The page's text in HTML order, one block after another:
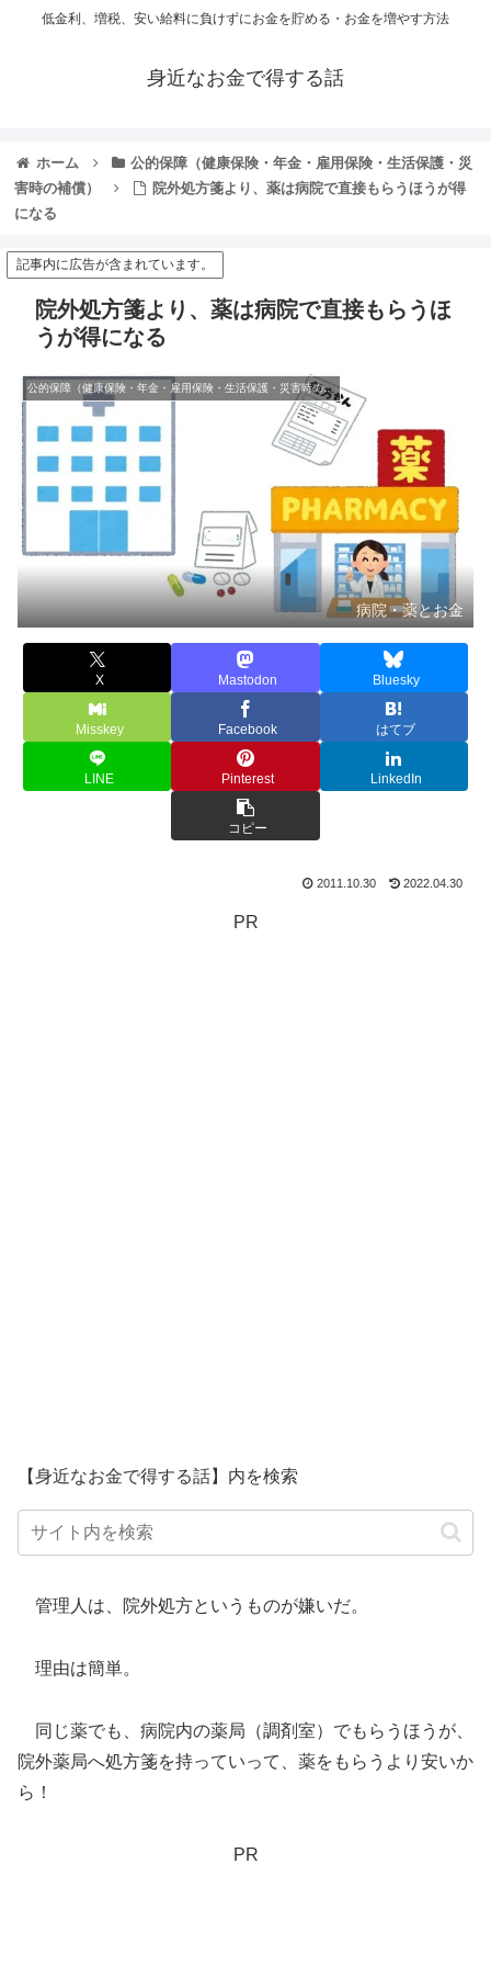
低金利、増税、安い給料に負けずにお金を貯める・お金を増やす方法
身近なお金で得する話
ホーム
公的保障（健康保険・年金・雇用保険・生活保護・災
害時の補償）
院外処方箋より、薬は病院で直接もらうほうが得
になる
記事内に広告が含まれています。
院外処方箋より、薬は病院で直接もらうほ
うが得になる
公的保障（健康保険・年金・雇用保険・生活保護・災害時の補償）
病院・薬とお金
X Mastodon Bluesky
Misskey Facebook はてブ
LINE Pinterest LinkedIn
コピー
2011.10.30 2022.04.30
PR
【身近なお金で得する話】内を検索
管理人は、院外処方というものが嫌いだ。
理由は簡単。
同じ薬でも、病院内の薬局（調剤室）でもらうほうが、
院外薬局へ処方箋を持っていって、薬をもらうより安いか
ら！
PR